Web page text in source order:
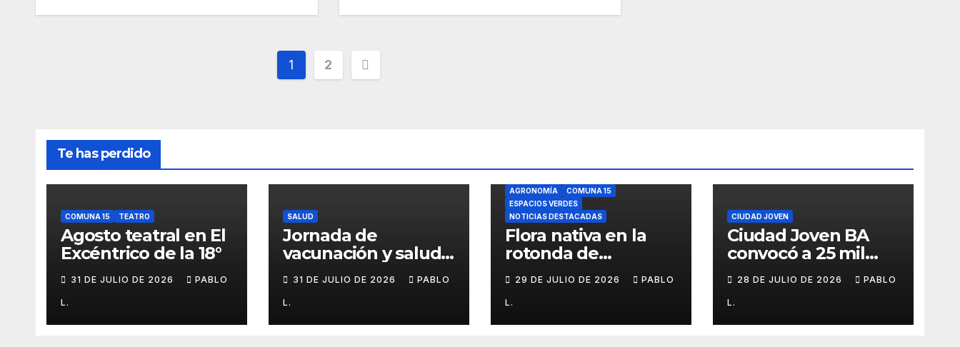
Paginación
1 2
Te has perdido
COMUNA 15 TEATRO
Agosto teatral en El
Excéntrico de la 18°
31 DE JULIO DE 2026 PABLO
L.
SALUD
Jornada de
vacunación y salud
bucal para chicos
31 DE JULIO DE 2026 PABLO
L.
AGRONOMÍA
COMUNA 15
ESPACIOS VERDES
NOTICIAS DESTACADAS
Flora nativa en la
rotonda de
Agronomía
29 DE JULIO DE 2026 PABLO
L.
CIUDAD JOVEN
Ciudad Joven BA
convocó a 25 mil
personas
28 DE JULIO DE 2026 PABLO
L.